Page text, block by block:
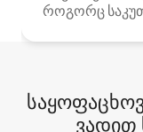
როგორც
ვადით